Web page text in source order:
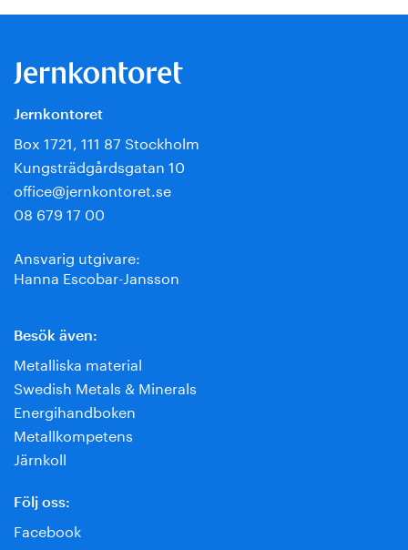
Jernkontoret
Box 1721, 111 87 Stockholm
Kungsträdgårdsgatan 10
office@jernkontoret.se
08 679 17 00
Ansvarig utgivare:
Hanna Escobar-Jansson
Besök även:
Metalliska material
Swedish Metals & Minerals
Energihandboken
Metallkompetens
Järnkoll
Följ oss:
Facebook